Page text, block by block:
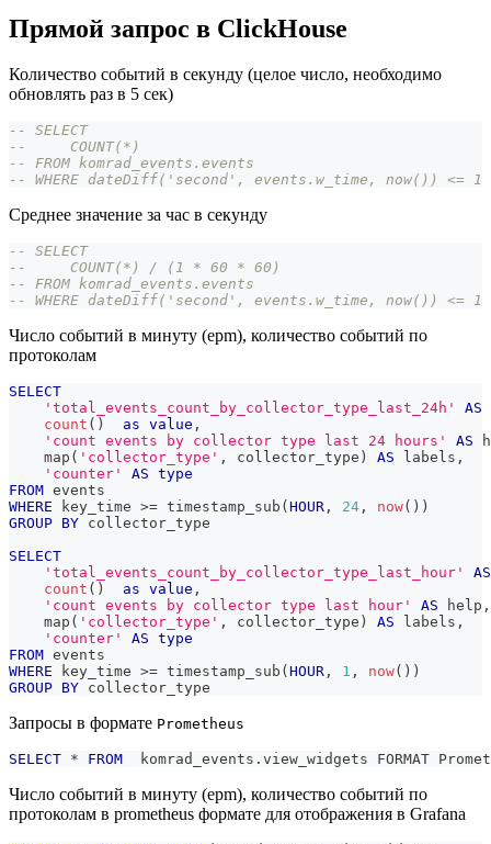
Прямой запрос в ClickHouse
Количество событий в секунду (целое число, необходимо
обновлять раз в 5 сек)
-- SELECT
--     COUNT(*)
-- FROM komrad_events.events
-- WHERE dateDiff('second', events.w_time, now()) <= 1
Среднее значение за час в секунду
-- SELECT
--     COUNT(*) / (1 * 60 * 60)
-- FROM komrad_events.events
-- WHERE dateDiff('second', events.w_time, now()) <=
Число событий в минуту (epm), количество событий по
протоколам
SELECT
'total_events_count_by_collector_type_last_24h'
AS
count ( ) as value ,
'count events by collector type last 24 hours'
AS
    map
( 'collector_type' , collector_type ) AS labels ,
'counter'
AS type
FROM events
WHERE key_time >= timestamp_sub ( HOUR , 24 , now( ) )
GROUP BY collector_type
SELECT
'total_events_count_by_collector_type_last_hour'
AS
count ( ) as value ,
'count events by collector type last hour'
AS help ,
    map
( 'collector_type' , collector_type ) AS labels ,
'counter'
AS type
FROM events
WHERE key_time >= timestamp_sub ( HOUR , 1 , now( ) )
GROUP BY collector_type
Запросы в формате Prometheus
SELECT * FROM
  komrad_events
. view_widgets FORMAT
Число событий в минуту (epm), количество событий по
протоколам в prometheus формате для отображения в Grafana